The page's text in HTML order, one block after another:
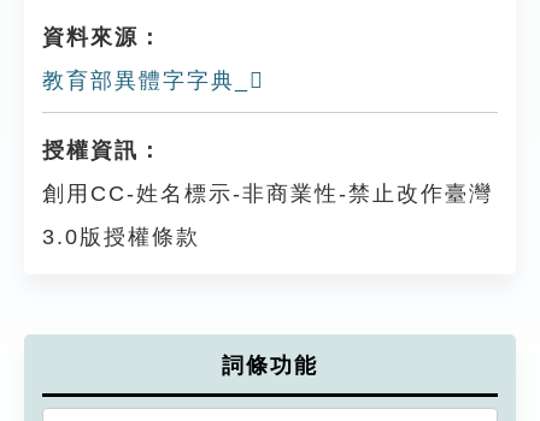
資料來源：
教育部異體字字典_𩕉
授權資訊：
創用CC-姓名標示-非商業性-禁止改作臺灣
3.0版授權條款
詞條功能